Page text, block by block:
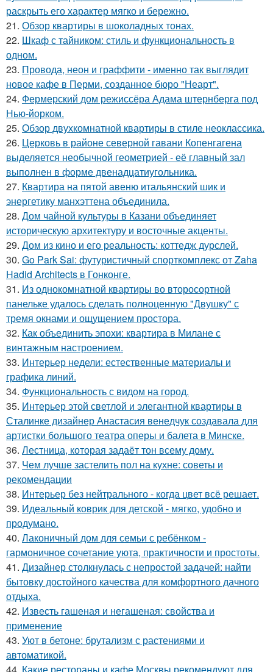
раскрыть его характер мягко и бережно.
21. Обзор квартиры в шоколадных тонах.
22. Шкаф с тайником: стиль и функциональность в
одном.
23. Провода, неон и граффити - именно так выглядит
новое кафе в Перми, созданное бюро "Неарт".
24. Фермерский дом режиссёра Адама штернберга под
Нью-йорком.
25. Обзор двухкомнатной квартиры в стиле неоклассика.
26. Церковь в районе северной гавани Копенгагена
выделяется необычной геометрией - её главный зал
выполнен в форме двенадцатиугольника.
27. Квартира на пятой авеню итальянский шик и
энергетику манхэттена объединила.
28. Дом чайной культуры в Казани объединяет
историческую архитектуру и восточные акценты.
29. Дом из кино и его реальность: коттедж дурслей.
30. Go Park Sai: футуристичный спорткомплекс от Zaha
Hadid Architects в Гонконге.
31. Из однокомнатной квартиры во второсортной
панельке удалось сделать полноценную "Двушку" с
тремя окнами и ощущением простора.
32. Как объединить эпохи: квартира в Милане с
винтажным настроением.
33. Интерьер недели: естественные материалы и
графика линий.
34. Функциональность с видом на город.
35. Интерьер этой светлой и элегантной квартиры в
Сталинке дизайнер Анастасия венедчук создавала для
артистки большого театра оперы и балета в Минске.
36. Лестница, которая задаёт тон всему дому.
37. Чем лучше застелить пол на кухне: советы и
рекомендации
38. Интерьер без нейтрального - когда цвет всё решает.
39. Идеальный коврик для детской - мягко, удобно и
продумано.
40. Лаконичный дом для семьи с ребёнком -
гармоничное сочетание уюта, практичности и простоты.
41. Дизайнер столкнулась с непростой задачей: найти
бытовку достойного качества для комфортного дачного
отдыха.
42. Известь гашеная и негашеная: свойства и
применение
43. Уют в бетоне: брутализм с растениями и
автоматикой.
44. Какие рестораны и кафе Москвы рекомендуют для